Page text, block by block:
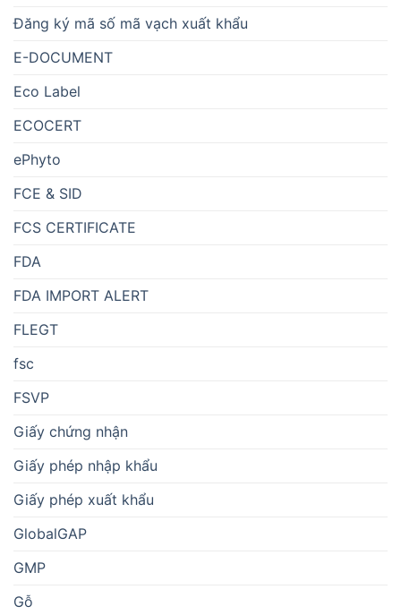
Đăng ký mã số mã vạch xuất khẩu
E-DOCUMENT
Eco Label
ECOCERT
ePhyto
FCE & SID
FCS CERTIFICATE
FDA
FDA IMPORT ALERT
FLEGT
fsc
FSVP
Giấy chứng nhận
Giấy phép nhập khẩu
Giấy phép xuất khẩu
GlobalGAP
GMP
Gỗ